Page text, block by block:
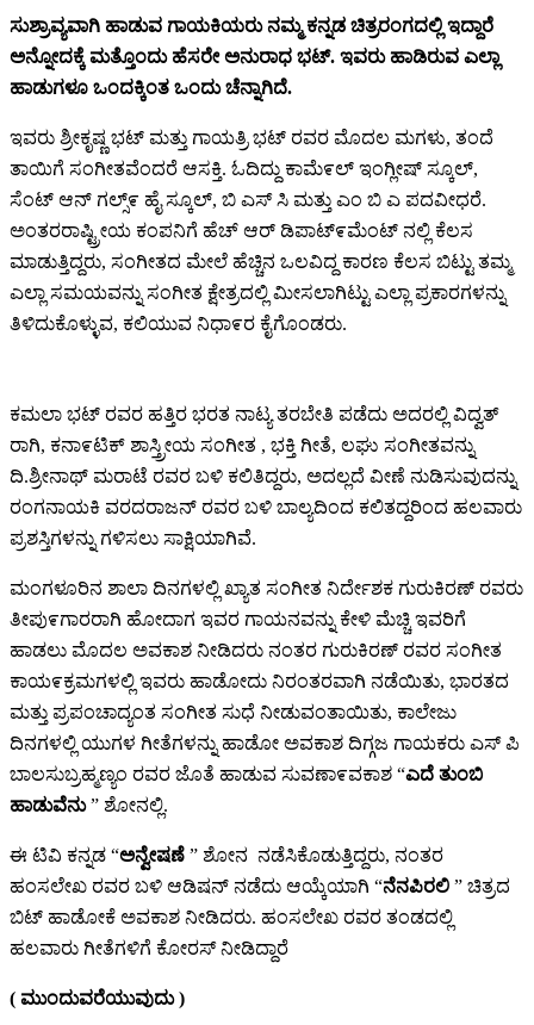
ಸುಶ್ರಾವ್ಯವಾಗಿ ಹಾಡುವ ಗಾಯಕಿಯರುನಮ್ಮಕನ್ನಡ ಚಿತ್ರರಂಗದಲ್ಲಿ ಇದ್ದಾರೆ
ಅನ್ನೋದಕ್ಕೆ ಮತ್ತೊಂದುಹೆಸರೇಅನುರಾಧ ಭಟ್. ಇವರುಹಾಡಿರುವ ಎಲ್ಲಾ
ಹಾಡುಗಳೂ ಒಂದಕ್ಕಿಂತ ಒಂದುಚೆನ್ನಾಗಿದೆ.
ಇವರು ಶ್ರೀಕೃಷ್ಣ ಭಟ್ ಮತ್ತು ಗಾಯತ್ರಿ ಭಟ್ ರವರ ಮೊದಲ ಮಗಳು, ತಂದೆ
ತಾಯಿಗೆ ಸಂಗೀತವೆಂದರೆ ಆಸಕ್ತಿ. ಓದಿದ್ದು ಕಾಮೆ೯ಲ್ ಇಂಗ್ಲೀಷ್ ಸ್ಕೂಲ್,
ಸೆಂಟ್ ಆನ್ ಗಲ್ಸ್೯ ಹೈ ಸ್ಕೂಲ್, ಬಿ ಎಸ್ ಸಿ ಮತ್ತು ಎಂ ಬಿ ಎ ಪದವೀಧರೆ.
ಅಂತರರಾಷ್ಟ್ರೀಯ ಕಂಪನಿಗೆ ಹೆಚ್ ಆರ್ ಡಿಪಾಟ್೯ಮೆಂಟ್ ನಲ್ಲಿ ಕೆಲಸ
ಮಾಡುತ್ತಿದ್ದರು, ಸಂಗೀತದ ಮೇಲೆ ಹೆಚ್ಚಿನ ಒಲವಿದ್ದ ಕಾರಣ ಕೆಲಸ ಬಿಟ್ಟು ತಮ್ಮ
ಎಲ್ಲಾ ಸಮಯವನ್ನು ಸಂಗೀತ ಕ್ಷೇತ್ರದಲ್ಲಿ ಮೀಸಲಾಗಿಟ್ಟು ಎಲ್ಲಾ ಪ್ರಕಾರಗಳನ್ನು
ತಿಳಿದುಕೊಳ್ಳುವ, ಕಲಿಯುವ ನಿಧಾ೯ರ ಕೈಗೊಂಡರು.
ಕಮಲಾ ಭಟ್ ರವರ ಹತ್ತಿರ ಭರತ ನಾಟ್ಯ ತರಬೇತಿ ಪಡೆದು ಅದರಲ್ಲಿ ವಿದ್ವತ್
ರಾಗಿ, ಕನಾ೯ಟಿಕ್ ಶಾಸ್ತ್ರೀಯ ಸಂಗೀತ , ಭಕ್ತಿ ಗೀತೆ, ಲಘು ಸಂಗೀತವನ್ನು
ದಿ.ಶ್ರೀನಾಥ್ ಮರಾಟೆ ರವರ ಬಳಿ ಕಲಿತಿದ್ದರು, ಅದಲ್ಲದೆ ವೀಣೆ ನುಡಿಸುವುದನ್ನು
ರಂಗನಾಯಕಿ ವರದರಾಜನ್ ರವರ ಬಳಿ ಬಾಲ್ಯದಿಂದ ಕಲಿತದ್ದರಿಂದ ಹಲವಾರು
ಪ್ರಶಸ್ತಿಗಳನ್ನು ಗಳಿಸಲು ಸಾಕ್ಷಿಯಾಗಿವೆ.
ಮಂಗಳೂರಿನ ಶಾಲಾ ದಿನಗಳಲ್ಲಿ ಖ್ಯಾತ ಸಂಗೀತ ನಿರ್ದೇಶಕ ಗುರುಕಿರಣ್ ರವರು
ತೀಪು೯ಗಾರರಾಗಿ ಹೋದಾಗ ಇವರ ಗಾಯನವನ್ನು ಕೇಳಿ ಮೆಚ್ಚಿ ಇವರಿಗೆ
ಹಾಡಲು ಮೊದಲ ಅವಕಾಶ ನೀಡಿದರು ನಂತರ ಗುರುಕಿರಣ್ ರವರ ಸಂಗೀತ
ಕಾಯ೯ಕ್ರಮಗಳಲ್ಲಿ ಇವರು ಹಾಡೋದು ನಿರಂತರವಾಗಿ ನಡೆಯಿತು, ಭಾರತದ
ಮತ್ತು ಪ್ರಪಂಚಾದ್ಯಂತ ಸಂಗೀತ ಸುಧೆ ನೀಡುವಂತಾಯಿತು, ಕಾಲೇಜು
ದಿನಗಳಲ್ಲಿ ಯುಗಳ ಗೀತೆಗಳನ್ನು ಹಾಡೋ ಅವಕಾಶ ದಿಗ್ಗಜ ಗಾಯಕರು ಎಸ್ ಪಿ
ಬಾಲಸುಬ್ರಹ್ಮಣ್ಯಂ ರವರ ಜೊತೆ ಹಾಡುವ ಸುವಣಾ೯ವಕಾಶ “ಎದೆ ತುಂಬಿ
ಹಾಡುವೆನು” ಶೋನಲ್ಲಿ.
ಈ ಟಿವಿ ಕನ್ನಡ “ಅನ್ವೇಷಣೆ ” ಶೋನ ನಡೆಸಿಕೊಡುತ್ತಿದ್ದರು, ನಂತರ
ಹಂಸಲೇಖ ರವರ ಬಳಿ ಆಡಿಷನ್ ನಡೆದು ಆಯ್ಕೆಯಾಗಿ “ನೆನಪಿರಲಿ ” ಚಿತ್ರದ
ಬಿಟ್ ಹಾಡೋಕೆ ಅವಕಾಶ ನೀಡಿದರು. ಹಂಸಲೇಖ ರವರ ತಂಡದಲ್ಲಿ
ಹಲವಾರು ಗೀತೆಗಳಿಗೆ ಕೋರಸ್ ನೀಡಿದ್ದಾರೆ
( ಮುಂದುವರೆಯುವುದು )